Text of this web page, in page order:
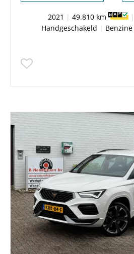
2021 | 49.810 km |
Handgeschakeld | Benzine